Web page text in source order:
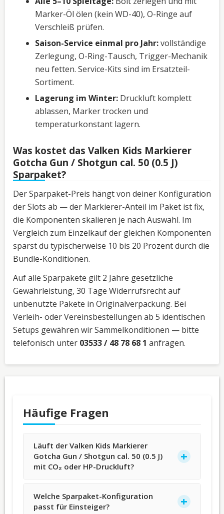
Marker-Öl ölen (kein WD-40), O-Ringe auf
Verschleiß prüfen.
Saison-Service einmal pro Jahr:vollständige
Zerlegung, O-Ring-Tausch, Trigger-Mechanik
neu fetten. Service-Kits sind im Ersatzteil-
Sortiment.
Lagerung im Winter: Druckluft komplett
ablassen, Marker trocken und
temperaturkonstant lagern.
Was kostet das Valken Kids Markierer
Gotcha Gun / Shotgun cal. 50 (0.5 J)
Sparpaket?
Der Sparpaket-Preis hängt von deiner Konfiguration
der Slots ab — der Markierer-Anteil im Paket ist fix,
die Komponenten skalieren je nach Auswahl. Im
Vergleich zum Einzelkauf der gleichen Komponenten
sparst du typischerweise 10 bis 20 Prozent durch die
Bundle-Konditionen.
Auf alle Sparpakete gilt 2 Jahre gesetzliche
Gewährleistung, 30 Tage Widerrufsrecht auf
unbenutzte Pakete in Originalverpackung. Bei
Verleih- oder Vereinsbestellungen ab 5 identischen
Setups gewähren wir Sammelkonditionen — bitte
telefonisch unter 03533 / 48 78 68 1 anfragen.
Häufige Fragen
Läuft der Valken Kids Markierer
Gotcha Gun / Shotgun cal. 50 (0.5 J)
mit CO₂ oder HP-Druckluft?
Welche Sparpaket-Konfiguration
passt für Einsteiger?